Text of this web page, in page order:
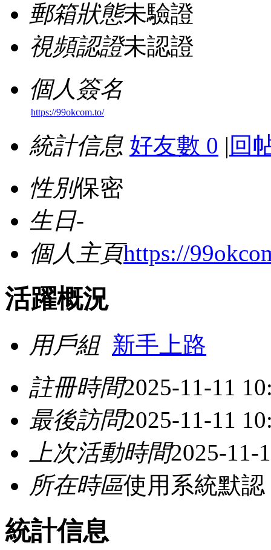
郵箱狀態未驗證
視頻認證未認證
個人簽名
https://99okcom.to/
統計信息 好友數 0 | 回
性別保密
生日-
個人主頁https://
活躍概況
用戶組 新手上路
註冊時間2025-11-11
最後訪問2025-11-11
上次活動時間2025-11-
所在時區使用系統默認
統計信息